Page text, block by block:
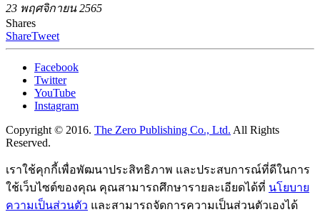
23 พฤศจิกายน 2565
Shares
ShareTweet
Facebook
Twitter
YouTube
Instagram
Copyright © 2016. The Zero Publishing Co., Ltd. All Rights
Reserved.
เราใช้คุกกี้เพื่อพัฒนาประสิทธิภาพ และประสบการณ์ที่ดีในการ
ใช้เว็บไซต์ของคุณ คุณสามารถศึกษารายละเอียดได้ที่ นโยบาย
ความเป็นส่วนตัว และสามารถจัดการความเป็นส่วนตัวเองได้